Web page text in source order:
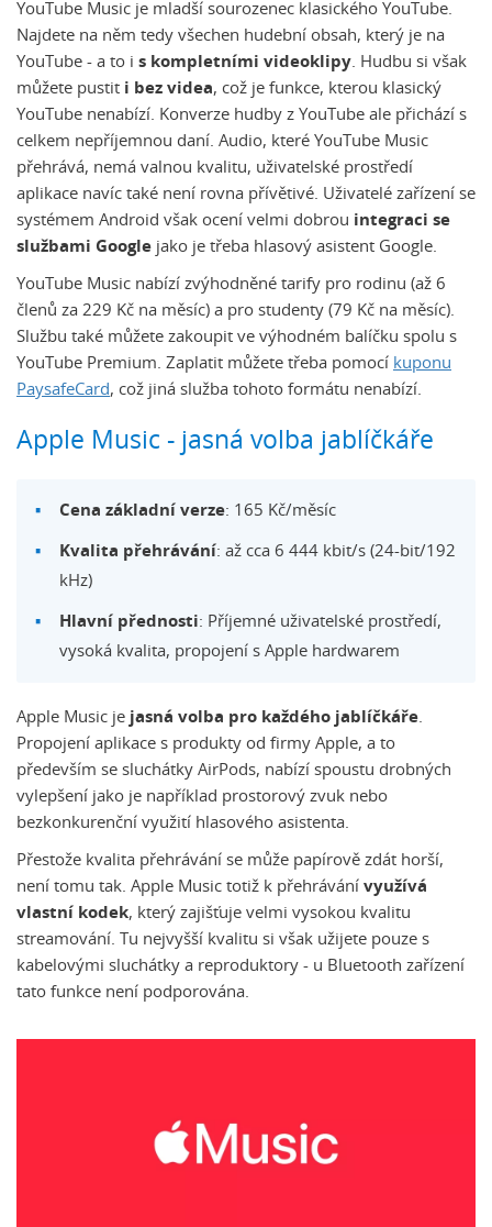
YouTube Music je mladší sourozenec klasického YouTube.
Najdete na něm tedy všechen hudební obsah, který je na
YouTube - a to i s kompletními videoklipy. Hudbu si však
můžete pustit i bez videa, což je funkce, kterou klasický
YouTube nenabízí. Konverze hudby z YouTube ale přichází s
celkem nepříjemnou daní. Audio, které YouTube Music
přehrává, nemá valnou kvalitu, uživatelské prostředí
aplikace navíc také není rovna přívětivé. Uživatelé zařízení se
systémem Android však ocení velmi dobrou integraci se
službami Google jako je třeba hlasový asistent Google.
YouTube Music nabízí zvýhodněné tarify pro rodinu (až 6
členů za 229 Kč na měsíc) a pro studenty (79 Kč na měsíc).
Službu také můžete zakoupit ve výhodném balíčku spolu s
YouTube Premium. Zaplatit můžete třeba pomocí kuponu
PaysafeCard , což jiná služba tohoto formátu nenabízí.
Apple Music - jasná volba jablíčkáře
Cena základní verze: 165 Kč/měsíc
Kvalita přehrávání: až cca 6 444 kbit/s (24-bit/192
kHz)
Hlavní přednosti: Příjemné uživatelské prostředí,
vysoká kvalita, propojení s Apple hardwarem
Apple Music je jasná volba pro každého jablíčkáře.
Propojení aplikace s produkty od firmy Apple, a to
především se sluchátky AirPods, nabízí spoustu drobných
vylepšení jako je například prostorový zvuk nebo
bezkonkurenční využití hlasového asistenta.
Přestože kvalita přehrávání se může papírově zdát horší,
není tomu tak. Apple Music totiž k přehrávání využívá
vlastní kodek, který zajišťuje velmi vysokou kvalitu
streamování. Tu nejvyšší kvalitu si však užijete pouze s
kabelovými sluchátky a reproduktory - u Bluetooth zařízení
tato funkce není podporována.